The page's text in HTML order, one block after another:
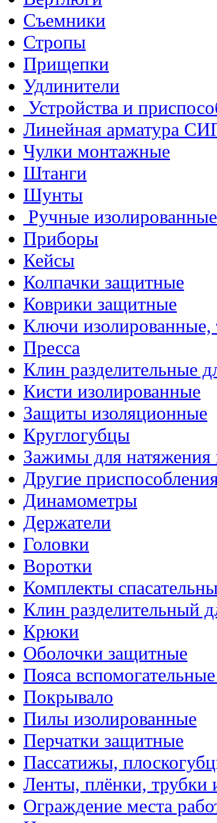
Съемники
Стропы
Прищепки
Удлинители
Устройства и
Линейная арматура
Чулки монтажные
Штанги
Шунты
Ручные
Приборы
Кейсы
Колпачки защитные
Коврики защитные
Ключи изолированные,
Пресса
Клин разделительные
Кисти изолированные
Защиты изоляционные
Круглогубцы
Зажимы для натяжения
Другие
Динамометры
Держатели
Головки
Воротки
Комплекты
Клин разделительный
Крюки
Оболочки защитные
Пояса
Покрывало
Пилы изолированные
Перчатки защитные
Пассатижы,
Ленты, плёнки, трубки
Ограждение места